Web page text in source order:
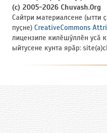
(c) 2005-2026 Chuvash.Org
Сайтри материалсене (ытти
пуҫне) CreativeCommons
лицензипе килӗшӳллӗн усӑ
ыйтусене кунта ярӑр: